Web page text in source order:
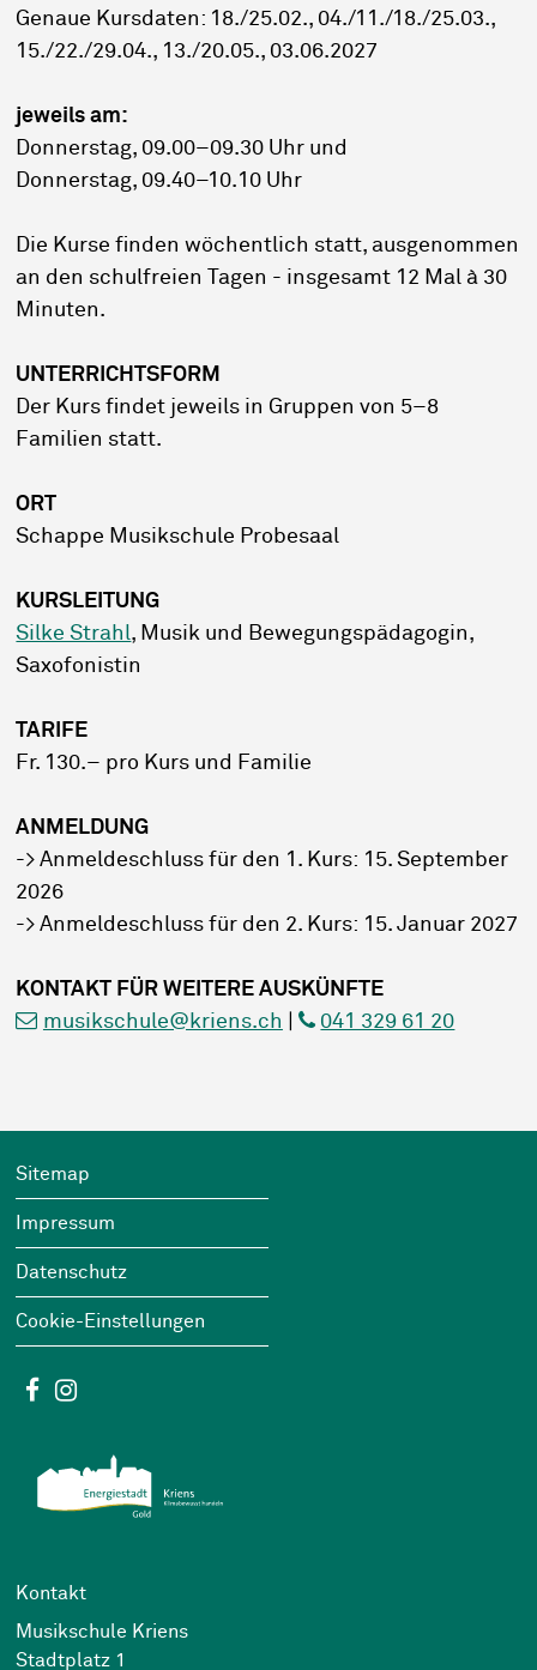
Genaue Kursdaten: 18./25.02., 04./11./18./25.03.,
15./22./29.04., 13./20.05., 03.06.2027
jeweils am:
Donnerstag, 09.00–09.30 Uhr und
Donnerstag, 09.40–10.10 Uhr
Die Kurse finden wöchentlich statt, ausgenommen
an den schulfreien Tagen - insgesamt 12 Mal à 30
Minuten.
UNTERRICHTSFORM
Der Kurs findet jeweils in Gruppen von 5–8
Familien statt.
ORT
Schappe Musikschule Probesaal
KURSLEITUNG
Silke Strahl, Musik und Bewegungspädagogin,
Saxofonistin
TARIFE
Fr. 130.– pro Kurs und Familie
ANMELDUNG
-> Anmeldeschluss für den 1. Kurs: 15. September
2026
-> Anmeldeschluss für den 2. Kurs: 15. Januar 2027
KONTAKT FÜR WEITERE AUSKÜNFTE
musikschule@kriens.ch
041 329 61 20
Footer
Wichtige Links
Sitemap
Impressum
Datenschutz
Cookie-Einstellungen
Social Media
Facebook
Kontakt
Musikschule Kriens
Stadtplatz 1